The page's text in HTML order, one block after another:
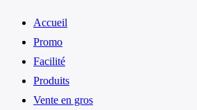
Accueil
Promo
Facilité
Produits
Vente en gros